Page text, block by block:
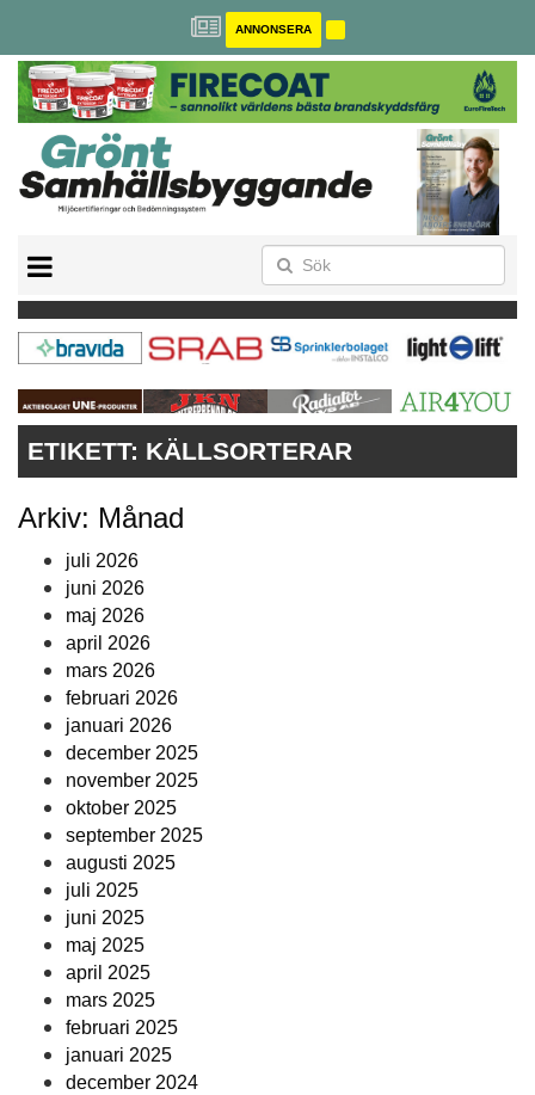
ANNONSERA
MILJÖBYGGNAD
NOLLCO2
CITYLAB
GREENBUILDING
ANNONSERA
ETIKETT: KÄLLSORTERAR
Arkiv: Månad
juli 2026
juni 2026
maj 2026
april 2026
mars 2026
februari 2026
januari 2026
december 2025
november 2025
oktober 2025
september 2025
augusti 2025
juli 2025
juni 2025
maj 2025
april 2025
mars 2025
februari 2025
januari 2025
december 2024